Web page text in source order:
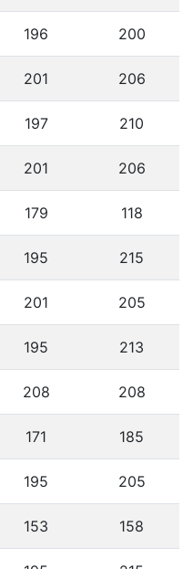
196 200
201 206
197 210
201 206
179 118
195 215
201 205
195 213
208 208
171 185
195 205
153 158